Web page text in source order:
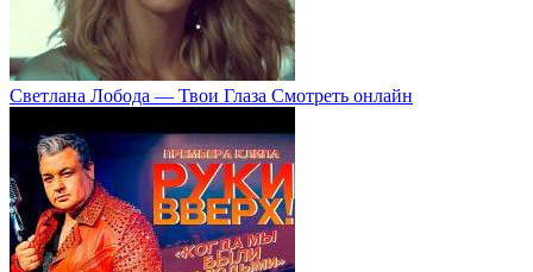
Светлана Лобода — Твои Глаза Смотреть онлайн